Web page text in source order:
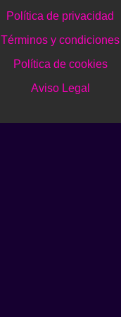
Política de privacidad
Términos y condiciones
Política de cookies
Aviso Legal